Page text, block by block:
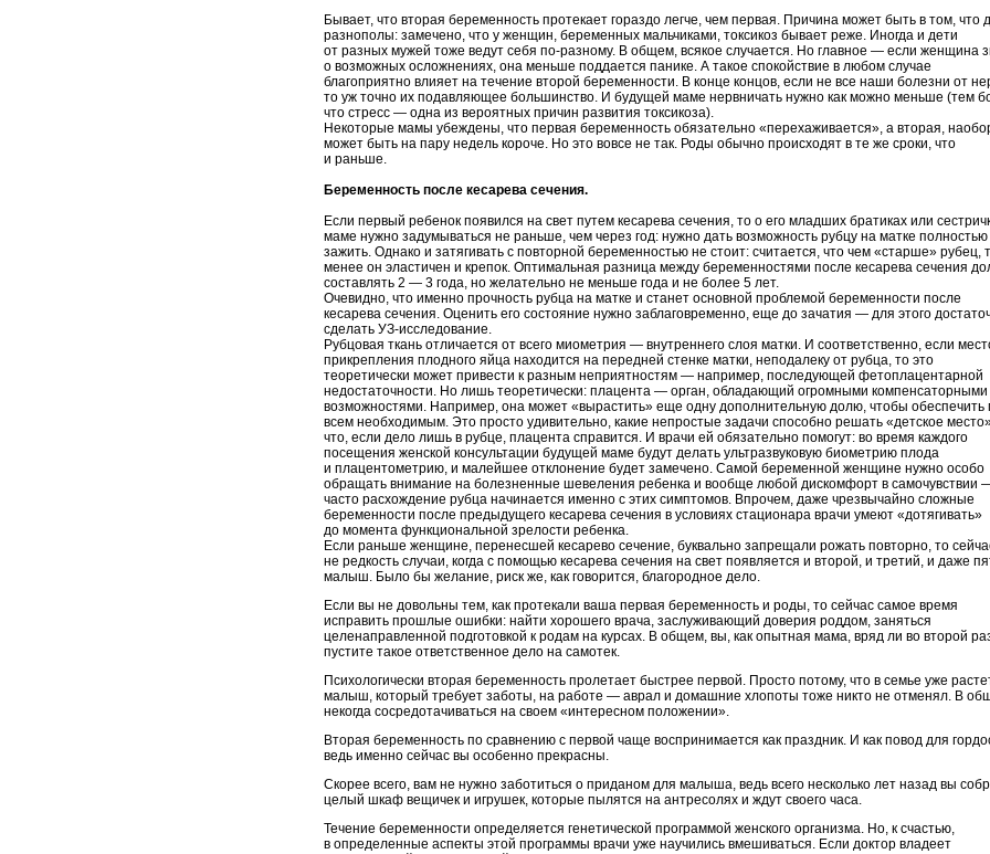
Бывает, что вторая беременность протекает гораздо легче, чем первая. Причина может быть в том, что
разнополы: замечено, что у женщин, беременных мальчиками, токсикоз бывает реже. Иногда и дети
от разных мужей тоже ведут себя по-разному. В общем, всякое случается. Но главное — если женщина
о возможных осложнениях, она меньше поддается панике. А такое спокойствие в любом случае
благоприятно влияет на течение второй беременности. В конце концов, если не все наши болезни от
то уж точно их подавляющее большинство. И будущей маме нервничать нужно как можно меньше (тем
что стресс — одна из вероятных причин развития токсикоза).
Некоторые мамы убеждены, что первая беременность обязательно «перехаживается», а вторая,
может быть на пару недель короче. Но это вовсе не так. Роды обычно происходят в те же сроки, что
и раньше.
Беременность после кесарева сечения.
Если первый ребенок появился на свет путем кесарева сечения, то о его младших братиках или
маме нужно задумываться не раньше, чем через год: нужно дать возможность рубцу на матке полностью
зажить. Однако и затягивать с повторной беременностью не стоит: считается, что чем «старше» рубец,
менее он эластичен и крепок. Оптимальная разница между беременностями после кесарева сечения
составлять 2 — 3 года, но желательно не меньше года и не более 5 лет.
Очевидно, что именно прочность рубца на матке и станет основной проблемой беременности после
кесарева сечения. Оценить его состояние нужно заблаговременно, еще до зачатия — для этого
сделать УЗ-исследование.
Рубцовая ткань отличается от всего миометрия — внутреннего слоя матки. И соответственно, если
прикрепления плодного яйца находится на передней стенке матки, неподалеку от рубца, то это
теоретически может привести к разным неприятностям — например, последующей фетоплацентарной
недостаточности. Но лишь теоретически: плацента — орган, обладающий огромными компенсаторными
возможностями. Например, она может «вырастить» еще одну дополнительную долю, чтобы обеспечить
всем необходимым. Это просто удивительно, какие непростые задачи способно решать «детское
что, если дело лишь в рубце, плацента справится. И врачи ей обязательно помогут: во время каждого
посещения женской консультации будущей маме будут делать ультразвуковую биометрию плода
и плацентометрию, и малейшее отклонение будет замечено. Самой беременной женщине нужно особо
обращать внимание на болезненные шевеления ребенка и вообще любой дискомфорт в самочувствии
часто расхождение рубца начинается именно с этих симптомов. Впрочем, даже чрезвычайно сложные
беременности после предыдущего кесарева сечения в условиях стационара врачи умеют «дотягивать»
до момента функциональной зрелости ребенка.
Если раньше женщине, перенесшей кесарево сечение, буквально запрещали рожать повторно, то
не редкость случаи, когда с помощью кесарева сечения на свет появляется и второй, и третий, и даже
малыш. Было бы желание, риск же, как говорится, благородное дело.
Если вы не довольны тем, как протекали ваша первая беременность и роды, то сейчас самое время
исправить прошлые ошибки: найти хорошего врача, заслуживающий доверия роддом, заняться
целенаправленной подготовкой к родам на курсах. В общем, вы, как опытная мама, вряд ли во второй
пустите такое ответственное дело на самотек.
Психологически вторая беременность пролетает быстрее первой. Просто потому, что в семье уже
малыш, который требует заботы, на работе — аврал и домашние хлопоты тоже никто не отменял. В
некогда сосредотачиваться на своем «интересном положении».
Вторая беременность по сравнению с первой чаще воспринимается как праздник. И как повод для
ведь именно сейчас вы особенно прекрасны.
Скорее всего, вам не нужно заботиться о приданом для малыша, ведь всего несколько лет назад вы
целый шкаф вещичек и игрушек, которые пылятся на антресолях и ждут своего часа.
Течение беременности определяется генетической программой женского организма. Но, к счастью,
в определенные аспекты этой программы врачи уже научились вмешиваться. Если доктор владеет